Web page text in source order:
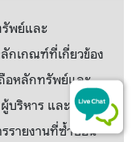
พย์และ
เกณฑ์ที่เกี่ยวข้อง
อหลักทรัพย์และ
บริหาร และผู้สอบ
รายงานที่ซ้ำซ้อน